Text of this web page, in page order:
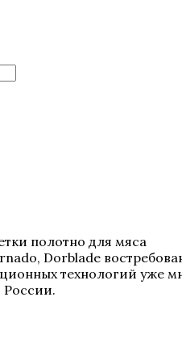
полотно для мяса
Dorblade
технологий уже
России.